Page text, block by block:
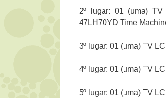
2º lugar: 01 (uma)
47LH70YD Time
3º lugar: 01 (uma) TV
4º lugar: 01 (uma) TV
5º lugar: 01 (uma) TV